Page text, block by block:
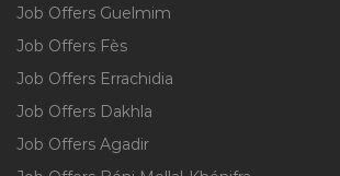
Job Offers Guelmim
Job Offers Fès
Job Offers Errachidia
Job Offers Dakhla
Job Offers Agadir